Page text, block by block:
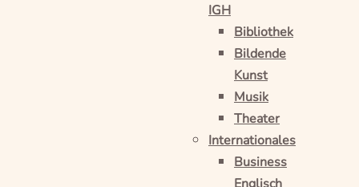
IGH
Bibliothek
Bildende
Kunst
Musik
Theater
Internationales
Business